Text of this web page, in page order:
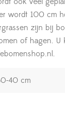
wordt 100 cm
zijn bij
of hagen.